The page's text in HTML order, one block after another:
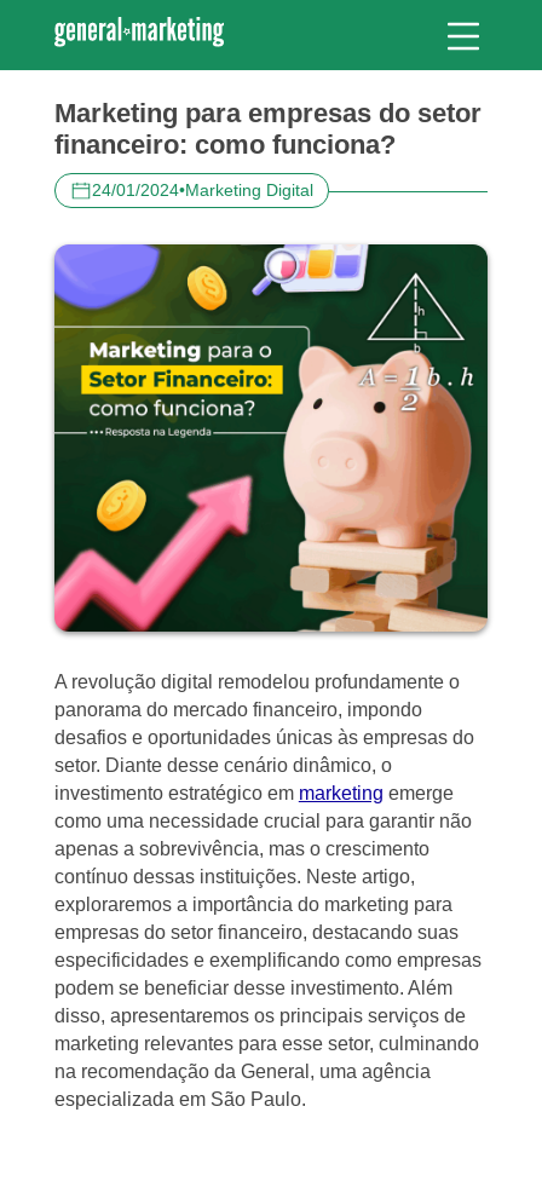
Marketing para empresas do setor
financeiro: como funciona?
24/01/2024•Marketing Digital
A revolução digital remodelou profundamente o
panorama do mercado financeiro, impondo
desafios e oportunidades únicas às empresas do
setor. Diante desse cenário dinâmico, o
investimento estratégico em marketing emerge
como uma necessidade crucial para garantir não
apenas a sobrevivência, mas o crescimento
contínuo dessas instituições. Neste artigo,
exploraremos a importância do marketing para
empresas do setor financeiro, destacando suas
especificidades e exemplificando como empresas
podem se beneficiar desse investimento. Além
disso, apresentaremos os principais serviços de
marketing relevantes para esse setor, culminando
na recomendação da General, uma agência
especializada em São Paulo.